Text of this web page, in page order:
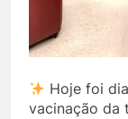
Hoje foi
vacinação da